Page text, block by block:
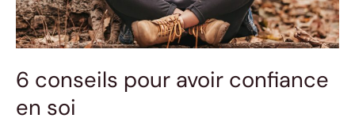
6 conseils pour avoir confiance
en soi